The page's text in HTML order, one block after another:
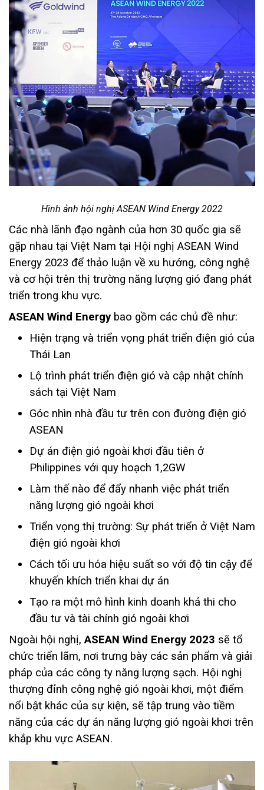
Hình ảnh hội nghị ASEAN Wind Energy 2022
Các nhà lãnh đạo ngành của hơn 30 quốc gia sẽ
gặp nhau tại Việt Nam tại Hội nghị ASEAN Wind
Energy 2023 để thảo luận về xu hướng, công nghệ
và cơ hội trên thị trường năng lượng gió đang phát
triển trong khu vực.
ASEAN Wind Energybao gồm các chủ đề như:
Hiện trạng và triển vọng phát triển điện gió của
Thái Lan
Lộ trình phát triển điện gió và cập nhật chính
sách tại Việt Nam
Góc nhìn nhà đầu tư trên con đường điện gió
ASEAN
Dự án điện gió ngoài khơi đầu tiên ở
Philippines với quy hoạch 1,2GW
Làm thế nào để đẩy nhanh việc phát triển
năng lượng gió ngoài khơi
Triển vọng thị trường: Sự phát triển ở Việt Nam
điện gió ngoài khơi
Cách tối ưu hóa hiệu suất so với độ tin cậy để
khuyến khích triển khai dự án
Tạo ra một mô hình kinh doanh khả thi cho
đầu tư và tài chính gió ngoài khơi
Ngoài hội nghị,ASEAN Wind Energy 2023 sẽ tổ
chức triển lãm, nơi trưng bày các sản phẩm và giải
pháp của các công ty năng lượng sạch. Hội nghị
thượng đỉnh công nghệ gió ngoài khơi, một điểm
nổi bật khác của sự kiện, sẽ tập trung vào tiềm
năng của các dự án năng lượng gió ngoài khơi trên
khắp khu vực ASEAN.